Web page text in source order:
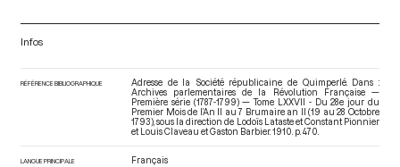
Infos
RÉFÉRENCE BIBLIOGRAPHIQUE
Adresse de la Société républicaine de Quimperlé. Dans :
Archives parlementaires de la Révolution Française —
Première série (1787-1799) — Tome LXXVII - Du 28e jour du
Premier Mois de l’An II au 7 Brumaire an II (19 au 28 Octobre
1793) , sous la direction de Lodoïs Lataste et Constant Pionnier
et Louis Claveau et Gaston Barbier. 1910. p. 470.
LANGUE PRINCIPALE Français